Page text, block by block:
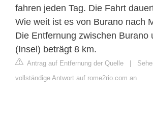
fahren jeden Tag. Die Fahrt
Wie weit ist es von Burano nach
Die Entfernung zwischen Burano
(Insel) beträgt 8 km.
Antrag auf Entfernung der Quelle |
vollständige Antwort auf rome2rio.com an